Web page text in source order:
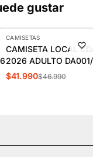
gustar
-11%
AGREGAR
CAMISETAS
CAMISETA LOCAL
2026 ADULTO
$41.990$46.990